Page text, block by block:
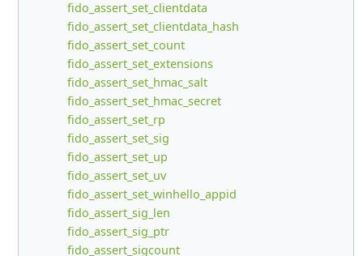
fido_assert_set_clientdata
fido_assert_set_clientdata_hash
fido_assert_set_count
fido_assert_set_extensions
fido_assert_set_hmac_salt
fido_assert_set_hmac_secret
fido_assert_set_rp
fido_assert_set_sig
fido_assert_set_up
fido_assert_set_uv
fido_assert_set_winhello_appid
fido_assert_sig_len
fido_assert_sig_ptr
fido_assert_sigcount